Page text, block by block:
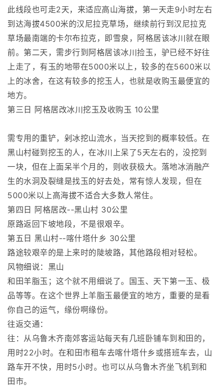
此线段也可走2天，来适应高山海拔，第一天走9小时左右
到达海拔4500米的汉尼拉克草场，继续前行到汉尼拉克
草场最南端的卡尔布拉克，即雪泉，阿格居该冰川就在眼
前。第二天，需步行到阿格居该冰川捡玉，驴已经不好往
上走了，有玉的地带在5000米以上，较多的在5600米以
上的冰舍，在这有较多的挖玉人，也就是收购玉最便宜的
地方。
第三日 阿格居改冰川挖玉及收购玉 10公里
需专用的重铲，剁冰挖山流水，当天挖到的概率较低。在
黑山村碰到挖玉的人，在冰川上呆了5天左右的，没挖到
一块，但在上面呆半个月的，则收获极大。落地冰消融产
生的水洞及裂缝是找玉的好去处，常有惊人发现，但在
5000米以上高海拔不适合大多数人常住。
第四日 阿格居改--黑山村 30公里
原路返回下坡地段，不是很艰辛。
第五日 黑山村--喀什塔什乡 30公里
路途较艰辛的是上来时的陡坡路，其他路段相对轻松。
风物细说：黑山
和田羊脂玉；这个就不用细说了。国玉、天下第一玉、极
品等等。在这个世界上羊脂玉最便宜的地方，重要的是看
你自己的运气，缘份啊缘份。
往返交通：
往：从乌鲁木齐南郊客运站每天有几班卧铺车到和田的，
用时22小时。在和田市租车去喀什塔什乡或搭班车去，山
路车开不快，用时5小时。也可以从乌鲁木齐坐飞机到和
田市。